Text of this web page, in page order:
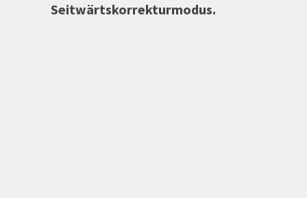
Seitwärtskorrekturmodus.